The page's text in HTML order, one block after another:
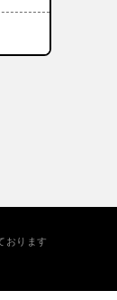
おります